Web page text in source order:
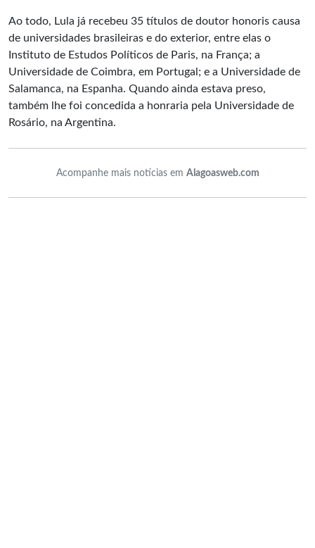
Ao todo, Lula já recebeu 35 títulos de doutor honoris causa
de universidades brasileiras e do exterior, entre elas o
Instituto de Estudos Políticos de Paris, na França; a
Universidade de Coimbra, em Portugal; e a Universidade de
Salamanca, na Espanha. Quando ainda estava preso,
também lhe foi concedida a honraria pela Universidade de
Rosário, na Argentina.
Acompanhe mais notícias em Alagoasweb.com